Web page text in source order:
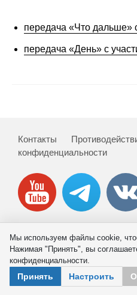
Сотрудники
Отчетность
Публикации
Научная жизнь
Издания
О журнале
Номера
передача «Что дальше»
передача «День» с
Контакты
конфиденциальности
© 2026 ИНП РАН
Мы используем файлы cookie,
Нажимая "Принять", вы
конфиденциальности.
Принять Настроить